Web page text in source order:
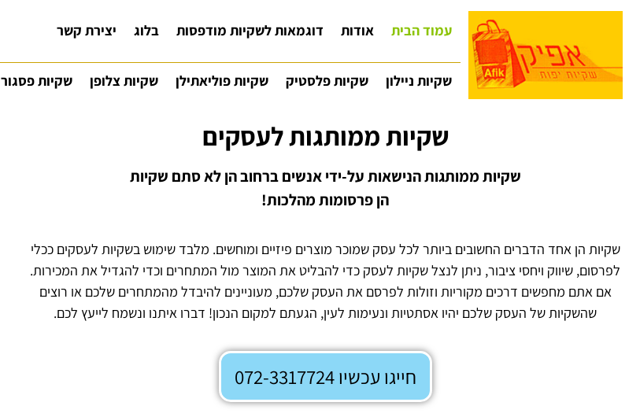
עמוד הבית אודות דוגמאות לשקיות מודפסות בלוג יצירת קשר
שקיות ניילון שקיות פלסטיק שקיות פוליאתילן שקיות צלופן שקיות פסגור
שקיות ממותגות לעסקים
שקיות ממותגות הנישאות על-ידי אנשים ברחוב הן לא סתם שקיות
הן פרסומות מהלכות!
שקיות הן אחד הדברים החשובים ביותר לכל עסק שמוכר מוצרים פיזיים ומוחשים. מלבד שימוש בשקיות לעסקים ככלי
לפרסום, שיווק ויחסי ציבור, ניתן לנצל שקיות לעסק כדי להבליט את המוצר מול המתחרים וכדי להגדיל את המכירות.
אם אתם מחפשים דרכים מקוריות וזולות לפרסם את העסק שלכם, מעוניינים להיבדל מהמתחרים שלכם או רוצים
שהשקיות של העסק שלכם יהיו אסתטיות ונעימות לעין, הגעתם למקום הנכון! דברו איתנו ונשמח לייעץ לכם.
חייגו עכשיו 072-3317724